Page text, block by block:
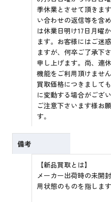
季休業とさせて頂きま
い合わせの返信等を含
は休業日明け17日月曜
ます。お客様にはご迷
ますが、何卒ご了承下
申し上げます。尚、連
機能をご利用頂けませ
買取価格につきまして
に変動する場合がござ
ご注意下さいます様お
す。
備考
【新品買取とは】
メーカー出荷時の未開
用状態のものを指します